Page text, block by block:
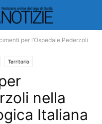
per l’Ospedale Pederzoli
Territorio
nella
Italiana